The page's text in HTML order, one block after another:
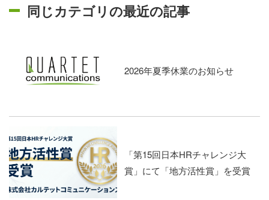
同じカテゴリの最近の記事
2026年夏季休業のお知らせ
「第15回日本HRチャレンジ大
賞」にて「地方活性賞」を受賞